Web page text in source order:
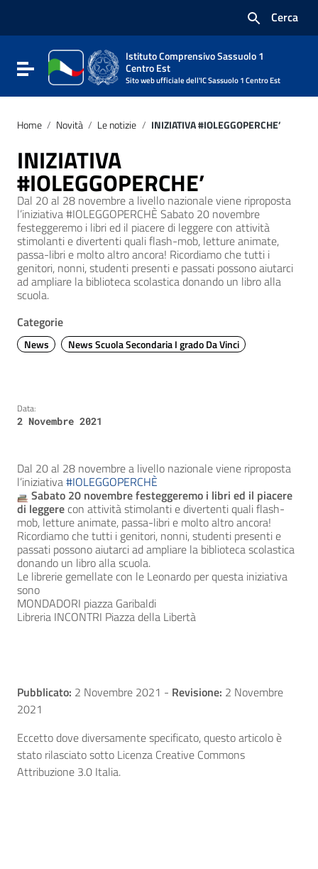
Vai al footer
Cerca
Attiva / disattiva la navigazione
Istituto Comprensivo Sassuolo 1
Centro Est
Sito web ufficiale dell'IC Sassuolo 1 Centro Est
Home / Novità / Le notizie / INIZIATIVA #IOLEGGOPERCHE’
INIZIATIVA
#IOLEGGOPERCHE’
Dal 20 al 28 novembre a livello nazionale viene riproposta
l’iniziativa #IOLEGGOPERCHÈ Sabato 20 novembre
festeggeremo i libri ed il piacere di leggere con attività
stimolanti e divertenti quali flash-mob, letture animate,
passa-libri e molto altro ancora! Ricordiamo che tutti i
genitori, nonni, studenti presenti e passati possono aiutarci
ad ampliare la biblioteca scolastica donando un libro alla
scuola.
Categorie
News News Scuola Secondaria I grado Da Vinci
Data:
2 Novembre 2021
Dal 20 al 28 novembre a livello nazionale viene riproposta
l’iniziativa#IOLEGGOPERCHÈ
Sabato 20 novembre festeggeremo i libri ed il piacere
di leggere con attività stimolanti e divertenti quali flash-
mob, letture animate, passa-libri e molto altro ancora!
Ricordiamo che tutti i genitori, nonni, studenti presenti e
passati possono aiutarci ad ampliare la biblioteca scolastica
donando un libro alla scuola.
Le librerie gemellate con le Leonardo per questa iniziativa
sono
MONDADORI piazza Garibaldi
Libreria INCONTRI Piazza della Libertà
Pubblicato: 2 Novembre 2021 - Revisione: 2 Novembre
2021
Eccetto dove diversamente specificato, questo articolo è
stato rilasciato sotto Licenza Creative Commons
Attribuzione 3.0 Italia.